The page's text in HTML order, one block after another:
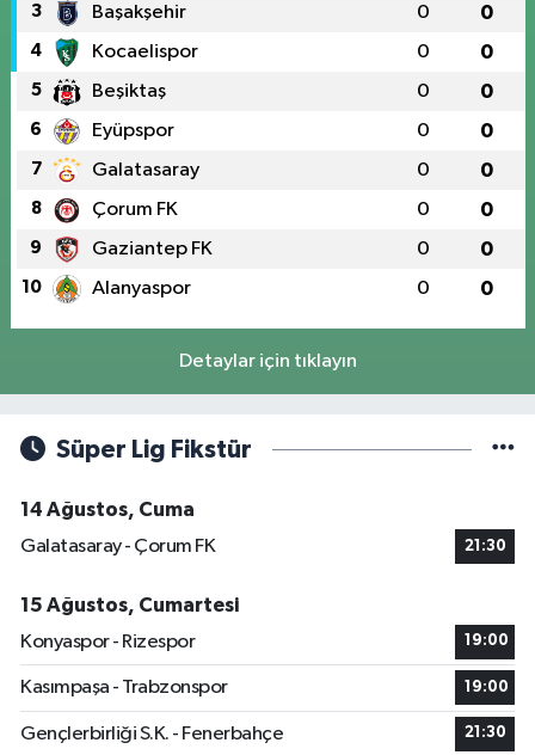
3 Başakşehir 0 0
4 Kocaelispor 0 0
5 Beşiktaş 0 0
6 Eyüpspor 0 0
7 Galatasaray 0 0
8 Çorum FK 0 0
9 Gaziantep FK 0 0
10 Alanyaspor 0 0
Detaylar için tıklayın
Süper Lig Fikstür
14 Ağustos, Cuma
Galatasaray - Çorum FK
21:30
15 Ağustos, Cumartesi
Konyaspor - Rizespor
19:00
Kasımpaşa - Trabzonspor 19:00
Gençlerbirliği S.K. - Fenerbahçe 21:30